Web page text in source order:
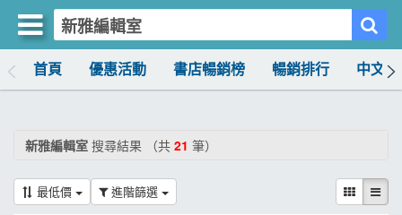
首頁 優惠活動 書店暢銷榜 暢銷排行 中文書
新雅編輯室 搜尋結果 （共 21 筆）
最低價 進階篩選
買書網
書店暢銷榜